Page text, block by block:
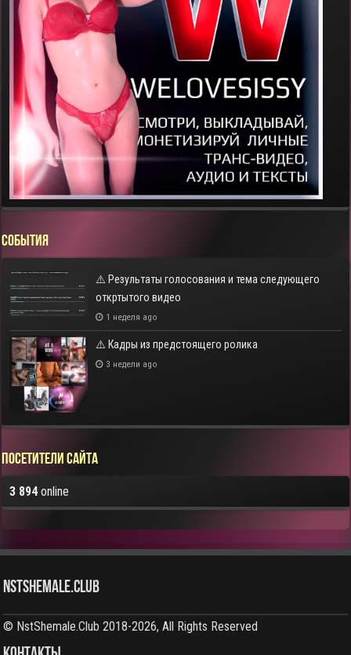
СОБЫТИЯ
⚠️ Результаты голосования и тема следующего
откртытого видео
1 неделя ago
⚠️ Кадры из предстоящего ролика
3 недели ago
Посетители сайта
3 894online
NstShemale.Club
© NstShemale.Club 2018-2026, All Rights Reserved